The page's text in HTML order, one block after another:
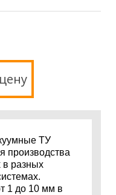
ТУ
производства
в разных
1 до 10 мм в